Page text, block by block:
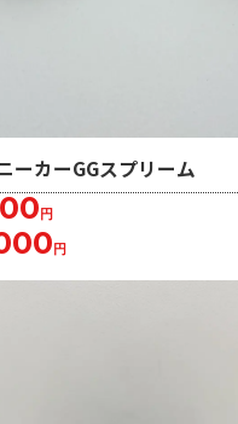
ーカーGGスプリーム
円
円